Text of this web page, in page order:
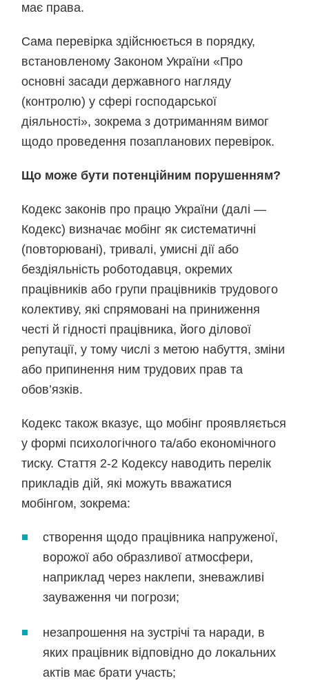
має права.
Сама перевірка здійснюється в порядку,
встановленому Законом України «Про
основні засади державного нагляду
(контролю) у сфері господарської
діяльності», зокрема з дотриманням вимог
щодо проведення позапланових перевірок.
Що може бути потенційним порушенням?
Кодекс законів про працю України (далі —
Кодекс) визначає мобінг як систематичні
(повторювані), тривалі, умисні дії або
бездіяльність роботодавця, окремих
працівників або групи працівників трудового
колективу, які спрямовані на приниження
честі й гідності працівника, його ділової
репутації, у тому числі з метою набуття, зміни
або припинення ним трудових прав та
обов’язків.
Кодекс також вказує, що мобінг проявляється
у формі психологічного та/або економічного
тиску. Стаття 2-2 Кодексу наводить перелік
прикладів дій, які можуть вважатися
мобінгом, зокрема:
створення щодо працівника напруженої,
ворожої або образливої атмосфери,
наприклад через наклепи, зневажливі
зауваження чи погрози;
незапрошення на зустрічі та наради, в
яких працівник відповідно до локальних
актів має брати участь;